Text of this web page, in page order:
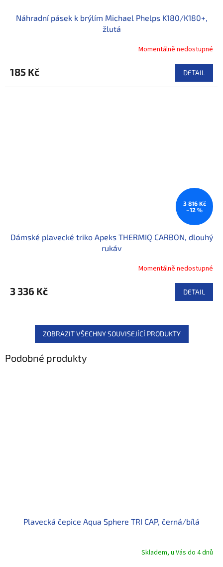
Náhradní pásek k brýlím Michael Phelps K180/K180+,
žlutá
Momentálně nedostupné
185 Kč DETAIL
3 816 Kč
–12 %
Dámské plavecké triko Apeks THERMIQ CARBON, dlouhý
rukáv
Momentálně nedostupné
3 336 Kč DETAIL
ZOBRAZIT VŠECHNY SOUVISEJÍCÍ PRODUKTY
Podobné produkty
Plavecká čepice Aqua Sphere TRI CAP, černá/bílá
Skladem, u Vás do 4 dnů